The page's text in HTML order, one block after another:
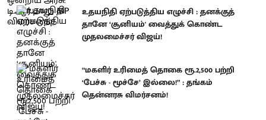
உதயநிதி ஏற்படுத்திய எழுச்சி : தனக்குத்
தானே ‘சூனியம்' வைத்துக் கொண்ட
முதலமைச்சர் விஜய்!
“மகளிர் உரிமைத் தொகை ரூ.2,500 பற்றி
‘பேச்சு - மூச்சே’ இல்லை!” : தங்கம்
தென்னரசு விமர்சனம்!